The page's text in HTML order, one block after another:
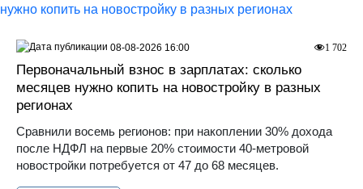
Первоначальный взнос в зарплатах: сколько
месяцев нужно копить на новостройку в разных
регионах
Сравнили восемь регионов: при накоплении 30% дохода
после НДФЛ на первые 20% стоимости 40-метровой
новостройки потребуется от 47 до 68 месяцев.
1 702
08-08-2026 16:00